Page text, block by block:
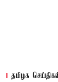
தமிழக